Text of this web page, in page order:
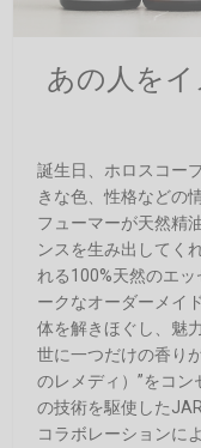
あの人を
誕生日、ホロスコー
きな色、性格などの
フューマーが天然精
ンスを生み出してく
れる100%天然のエ
ークなオーダーメイ
体を解きほぐし、魅
世に一つだけの香り
のレメディ）”をコ
の技術を駆使した
コラボレーションに